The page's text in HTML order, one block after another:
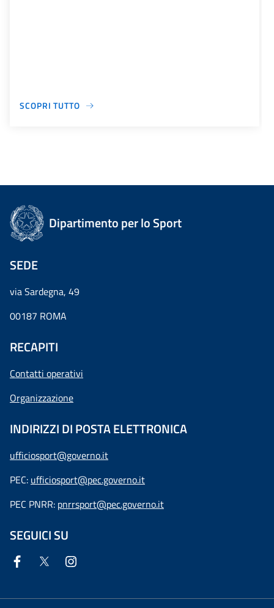
SCOPRI TUTTO
Dipartimento per lo Sport
SEDE
via Sardegna, 49
00187 ROMA
RECAPITI
Contatti operativi
Organizzazione
INDIRIZZI DI POSTA ELETTRONICA
ufficiosport@governo.it
PEC: ufficiosport@pec.governo.it
PEC PNRR: pnrrsport@pec.governo.it
SEGUICI SU